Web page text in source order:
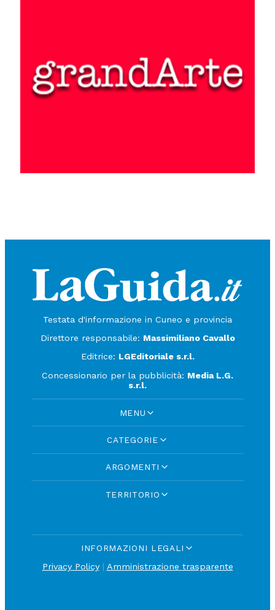
Testata d'informazione in Cuneo e provincia
Direttore responsabile: Massimiliano Cavallo
Editrice: LGEditoriale s.r.l.
Concessionario per la pubblicità: Media L.G.
s.r.l.
MENU
CATEGORIE
ARGOMENTI
TERRITORIO
INFORMAZIONI LEGALI
Privacy Policy| Amministrazione trasparente